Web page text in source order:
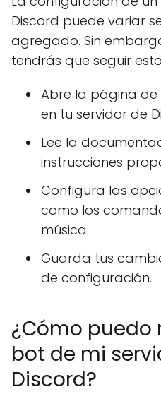
Discord puede variar
agregado. Sin
tendrás que seguir
Abre la página
en tu servidor de
Lee la
instrucciones
Configura las
como los
música.
Guarda tus
de configuración.
¿Cómo puedo
bot de mi
Discord?